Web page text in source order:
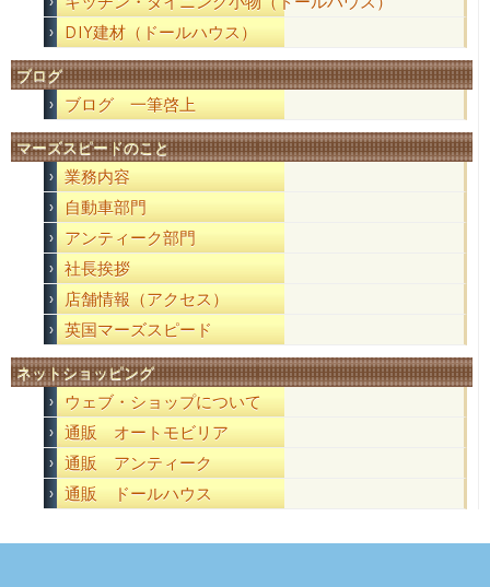
DIY建材（ドールハウス）
ブログ
ブログ 一筆啓上
マーズスピードのこと
業務内容
自動車部門
アンティーク部門
社長挨拶
店舗情報（アクセス）
英国マーズスピード
ネットショッピング
ウェブ・ショップについて
通販 オートモビリア
通販 アンティーク
通販 ドールハウス